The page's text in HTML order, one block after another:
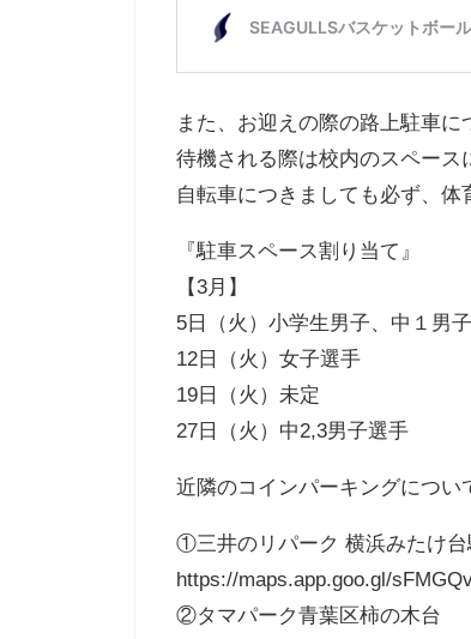
また、お迎えの際の路上駐車に
待機される際は校内のスペース
自転車につきましても必ず、体
『駐車スペース割り当て』
【3月】
5日（火）小学生男子、中１男
12日（火）女子選手
19日（火）未定
27日（火）中2,3男子選手
近隣のコインパーキングについ
①三井のリパーク 横浜みたけ台
https://maps.app.goo.gl/
②タマパーク青葉区柿の木台